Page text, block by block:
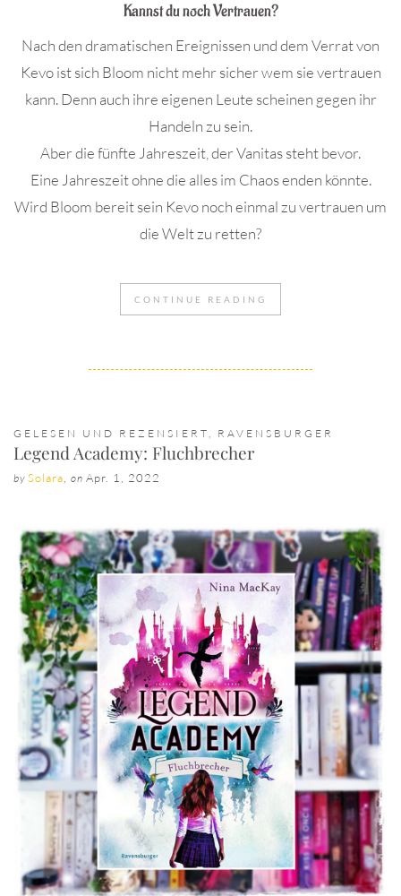
Kannst du noch Vertrauen?
Nach den dramatischen Ereignissen und dem Verrat von
Kevo ist sich Bloom nicht mehr sicher wem sie vertrauen
kann. Denn auch ihre eigenen Leute scheinen gegen ihr
Handeln zu sein.
Aber die fünfte Jahreszeit, der Vanitas steht bevor.
Eine Jahreszeit ohne die alles im Chaos enden könnte.
Wird Bloom bereit sein Kevo noch einmal zu vertrauen um
die Welt zu retten?
CONTINUE READING
GELESEN UND REZENSIERT, RAVENSBURGER
Legend Academy: Fluchbrecher
by Solara on Apr. 1, 2022